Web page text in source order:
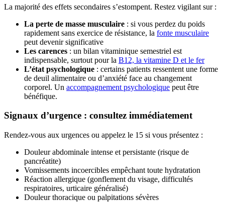
La majorité des effets secondaires s’estompent. Restez vigilant sur :
La perte de masse musculaire : si vous perdez du poids
rapidement sans exercice de résistance, la fonte musculaire
peut devenir significative
Les carences : un bilan vitaminique semestriel est
indispensable, surtout pour la B12, la vitamine D et le fer
L’état psychologique : certains patients ressentent une forme
de deuil alimentaire ou d’anxiété face au changement
corporel. Un accompagnement psychologique peut être
bénéfique.
Signaux d’urgence : consultez immédiatement
Rendez-vous aux urgences ou appelez le 15 si vous présentez :
Douleur abdominale intense et persistante (risque de
pancréatite)
Vomissements incoercibles empêchant toute hydratation
Réaction allergique (gonflement du visage, difficultés
respiratoires, urticaire généralisé)
Douleur thoracique ou palpitations sévères